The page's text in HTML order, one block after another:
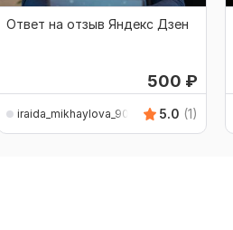
Ответ на отзыв Яндекс Дзен
500 ₽
iraida_mikhaylova_90 5.0 (1)